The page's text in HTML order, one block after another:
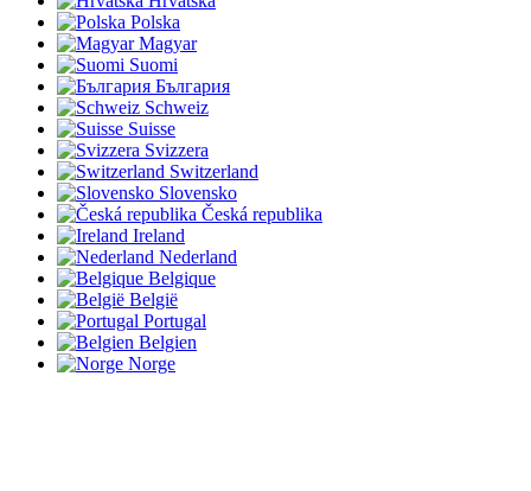
Polska
Magyar
Suomi
България
Schweiz
Suisse
Svizzera
Switzerland
Slovensko
Česká republika
Ireland
Nederland
Belgique
België
Portugal
Belgien
Norge